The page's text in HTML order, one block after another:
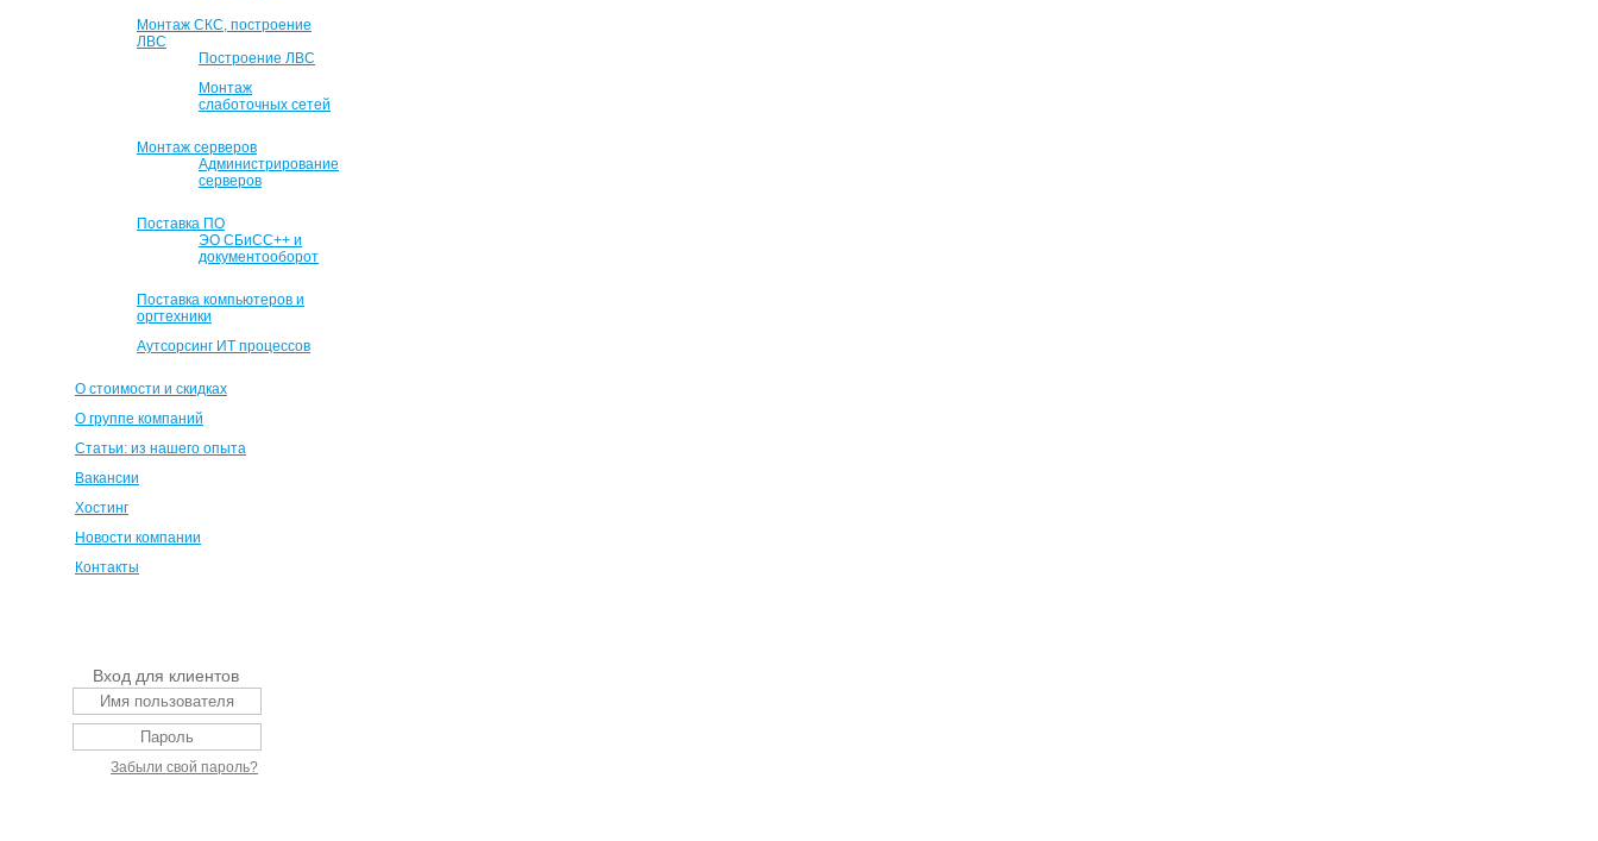
Монтаж СКС, построение
ЛВС
Построение ЛВС
Монтаж
слаботочных сетей
Монтаж серверов
Администрирование
серверов
Поставка ПО
ЭО СБиСС++ и
документооборот
Поставка компьютеров и
оргтехники
Аутсорсинг ИТ процессов
О стоимости и скидках
О группе компаний
Статьи: из нашего опыта
Вакансии
Хостинг
Новости компании
Контакты
Вход для клиентов
Забыли свой пароль?